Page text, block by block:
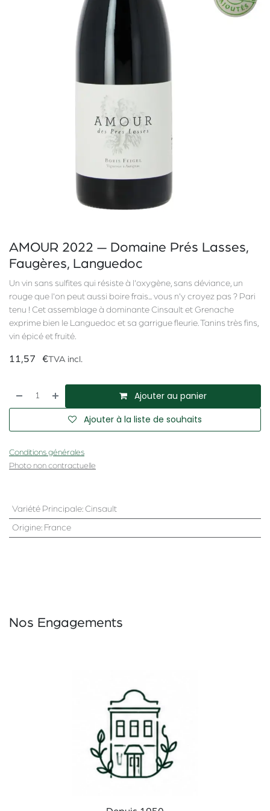
AMOUR 2022 — Domaine Prés Lasses,
Faugères, Languedoc
Un vin sans sulfites qui résiste à l'oxygène, sans déviance, un
rouge que l'on peut aussi boire frais... vous n'y croyez pas ? Pari
tenu ! Cet assemblage à dominante Cinsault et Grenache
exprime bien le Languedoc et sa garrigue fleurie. Tanins très fins,
vin épicé et fruité.
11,57 €TVA incl.
Ajouter au panier
Ajouter à la liste de souhaits
Conditions générales
Photo non contractuelle
Variété Principale: Cinsault
Origine: France
Nos Engagements